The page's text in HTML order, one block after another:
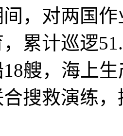
对两国作
累计巡逻
艘，海上
搜救演练